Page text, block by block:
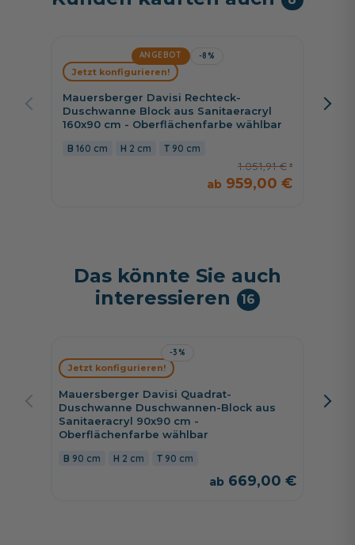
ANGEBOT -8%
Mauersberger Davisi Rechteck-
Duschwanne Block aus Sanitaeracryl
160x90 cm - Oberflächenfarbe wählbar
160 cm 2 cm 90 cm
1.051,91 €
959,00 €
Jetzt konfigurieren!
Das könnte Sie auch
interessieren
16
-3%
Mauersberger Davisi Quadrat-
Duschwanne Duschwannen-Block aus
Sanitaeracryl 90x90 cm -
Oberflächenfarbe wählbar
90 cm 2 cm 90 cm
669,00 €
Jetzt konfigurieren!